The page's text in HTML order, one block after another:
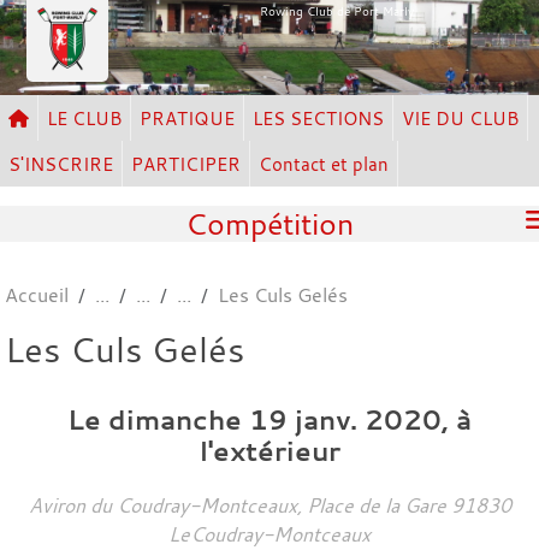
Rowing Club de Port Marly
LE CLUB PRATIQUE LES SECTIONS
VIE DU CLUB
S'INSCRIRE
PARTICIPER Contact et plan
Compétition
Accueil Les Culs Gelés
Les Culs Gelés
Le dimanche 19 janv. 2020, à
l'extérieur
Aviron du Coudray-Montceaux, Place de la Gare 91830
LeCoudray-Montceaux
Panneau de gestion des cookies